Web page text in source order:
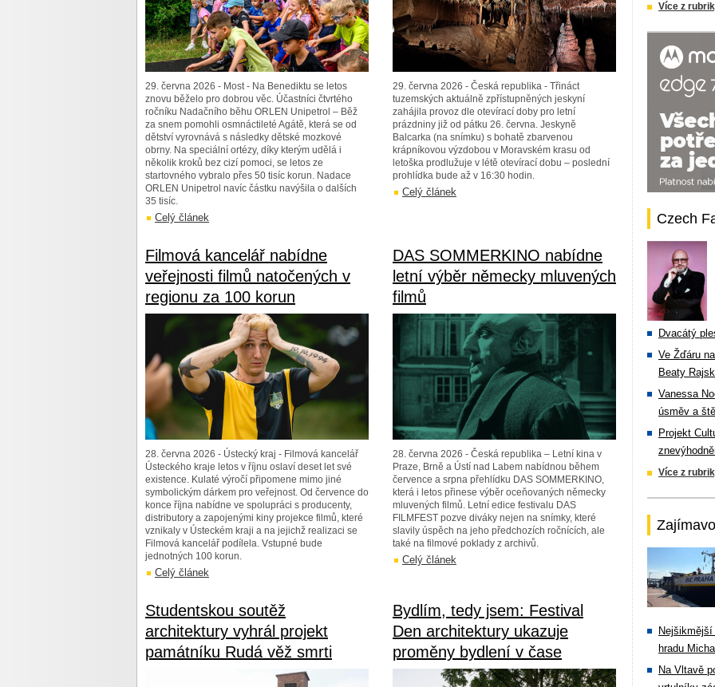
29. června 2026 - Most - Na Benediktu se letos
znovu běželo pro dobrou věc. Účastníci čtvrtého
ročníku Nadačního běhu ORLEN Unipetrol – Běž
za snem pomohli osmnáctileté Agátě, která se od
dětství vyrovnává s následky dětské mozkové
obrny. Na speciální ortézy, díky kterým udělá i
několik kroků bez cizí pomoci, se letos ze
startovného vybralo přes 50 tisíc korun. Nadace
ORLEN Unipetrol navíc částku navýšila o dalších
35 tisíc.
Celý článek
29. června 2026 - Česká republika - Třináct
tuzemských aktuálně zpřístupněných jeskyní
zahájila provoz dle otevírací doby pro letní
prázdniny již od pátku 26. června. Jeskyně
Balcarka (na snímku) s bohatě zbarvenou
krápníkovou výzdobou v Moravském krasu od
letoška prodlužuje v létě otevírací dobu – poslední
prohlídka bude až v 16:30 hodin.
Celý článek
Filmová kancelář nabídne
veřejnosti filmů natočených v
regionu za 100 korun
28. června 2026 - Ústecký kraj - Filmová kancelář
Ústeckého kraje letos v říjnu oslaví deset let své
existence. Kulaté výročí připomene mimo jiné
symbolickým dárkem pro veřejnost. Od července do
konce října nabídne ve spolupráci s producenty,
distributory a zapojenými kiny projekce filmů, které
vznikaly v Ústeckém kraji a na jejichž realizaci se
Filmová kancelář podílela. Vstupné bude
jednotných 100 korun.
Celý článek
DAS SOMMERKINO nabídne
letní výběr německy mluvených
filmů
28. června 2026 - Česká republika – Letní kina v
Praze, Brně a Ústí nad Labem nabídnou během
července a srpna přehlídku DAS SOMMERKINO,
která i letos přinese výběr oceňovaných německy
mluvených filmů. Letní edice festivalu DAS
FILMFEST pozve diváky nejen na snímky, které
slavily úspěch na jeho předchozích ročnících, ale
také na filmové poklady z archivů.
Celý článek
Studentskou soutěž
architektury vyhrál projekt
památníku Rudá věž smrti
Bydlím, tedy jsem: Festival
Den architektury ukazuje
proměny bydlení v čase
Více z
Czech
Dvacátý
Ve Žďáru
Beaty
Vanessa
úsměv a
Projekt
Více z
hradu
Na Vltavě